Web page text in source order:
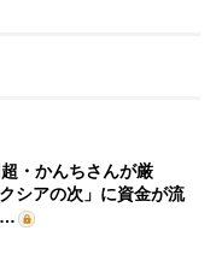
超・かんちさんが厳
シアの次」に資金が流
…